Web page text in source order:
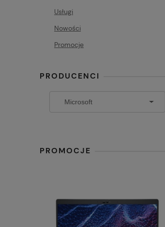
Usługi
Nowości
Promocje
PRODUCENCI
PROMOCJE